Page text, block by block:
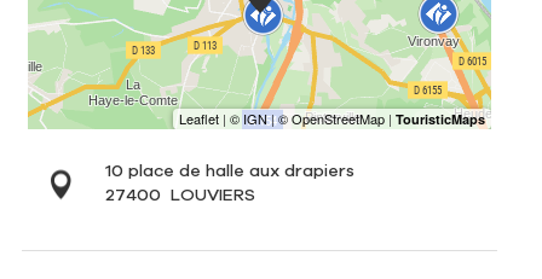
10 place de halle aux drapiers
27400
LOUVIERS